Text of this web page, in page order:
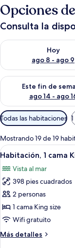
Opciones
Consulta la
Hoy
ago 8 - ago 9
Consulta la
Este fin de
ago 14 - ago
Consulta la
Filtros
disponibles
para
las
habitaciones
Todas las habitaciones
Mostrando 19 de 19
Abrir
todas
las
fotos
de
Habitación,
1
King
10
Habitación, 1 cama
Vista al mar
398 pies cuadrados
2 personas
1 cama King size
Wifi gratuito
Más detalles
Más